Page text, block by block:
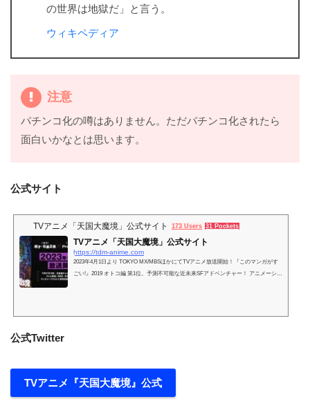
の世界は地獄だ」と言う。
ウィキペディア
注意
パチンコ化の噂はありません。ただパチンコ化されたら
面白いかなとは思います。
公式サイト
TVアニメ「天国大魔境」公式サイト 173 Users 31 Pockets
TVアニメ「天国大魔境」公式サイト
https://tdm-anime.com
2023年4月1日より TOKYO MX/MBSほかにてTVアニメ放送開始！『このマンガがす
ごい!』2019 オトコ編 第1位。予測不可能な近未来SFアドベンチャー！ アニメーショ
公式Twitter
TVアニメ『天国大魔境』公式